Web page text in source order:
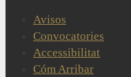
Avisos
Convocatories
Accessibilitat
Cóm Arribar